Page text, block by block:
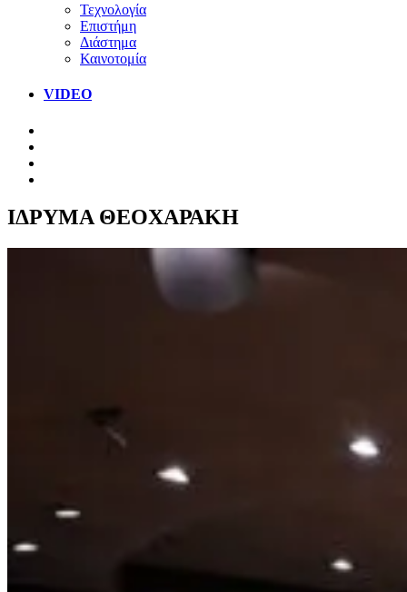
Τεχνολογία
Επιστήμη
Διάστημα
Καινοτομία
VIDEO
ΙΔΡΥΜΑ ΘΕΟΧΑΡΑΚΗ